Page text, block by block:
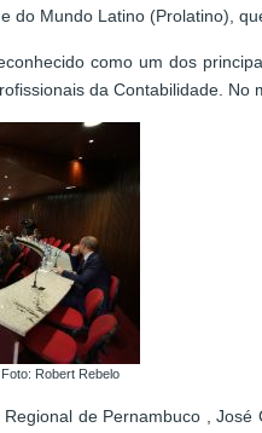
do Mundo Latino (Prolatino),
como um dos
da Contabilidade.
Robert Rebelo
de Pernambuco ,